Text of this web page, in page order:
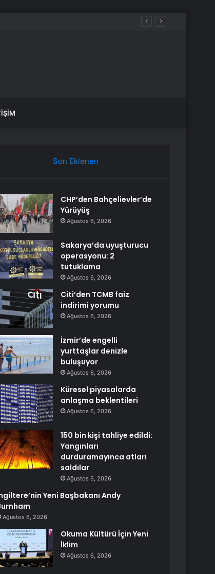
Son Eklenen
CHP’den Bahçelievler’de
Yürüyüş
Ağustos 6, 2026
Sakarya’da uyuşturucu
operasyonu: 2
tutuklama
Ağustos 6, 2026
Citi’den TCMB faiz
indirimi yorumu
Ağustos 6, 2026
İzmir’de engelli
yurttaşlar denizle
buluşuyor
Ağustos 6, 2026
Küresel piyasalarda
anlaşma beklentileri
Ağustos 6, 2026
150 bin kişi tahliye edildi:
Yangınları
durduramayınca atları
saldılar
Ağustos 6, 2026
Yeni Başbakanı Andy
Ağustos 6, 2026
Okuma Kültürü İçin Yeni
İklim
Ağustos 6, 2026